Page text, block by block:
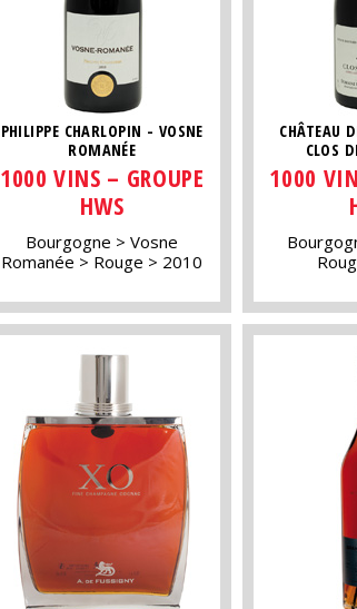
PHILIPPE CHARLOPIN - VOSNE
ROMANÉE
1000 VINS – GROUPE
HWS
Bourgogne
Vosne
Romanée
Rouge 2010
CHÂTEAU
CLOS
1000